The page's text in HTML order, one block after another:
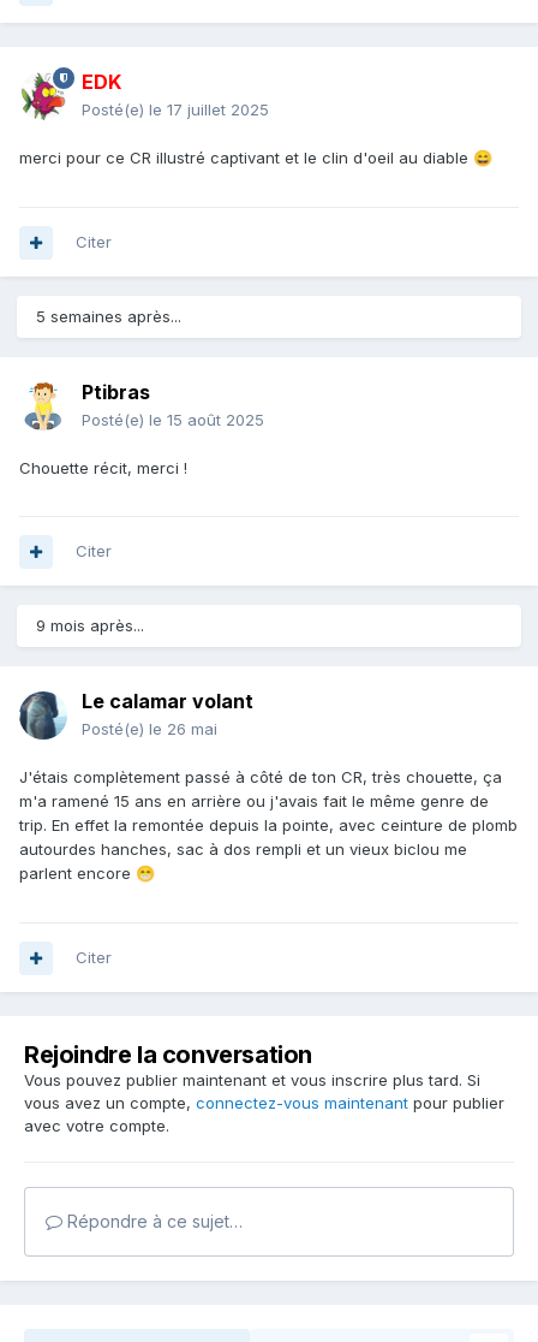
EDK
Posté(e) le 17 juillet 2025
merci pour ce CR illustré captivant et le clin d'oeil au diable 😄
Citer
5 semaines après...
Ptibras
Posté(e) le 15 août 2025
Chouette récit, merci !
Citer
9 mois après...
Le calamar volant
Posté(e) le 26 mai
J'étais complètement passé à côté de ton CR, très chouette, ça
m'a ramené 15 ans en arrière ou j'avais fait le même genre de
trip. En effet la remontée depuis la pointe, avec ceinture de plomb
autourdes hanches, sac à dos rempli et un vieux biclou me
parlent encore 😁
Citer
Rejoindre la conversation
Vous pouvez publier maintenant et vous inscrire plus tard. Si
vous avez un compte, connectez-vous maintenant pour publier
avec votre compte.
Répondre à ce sujet…